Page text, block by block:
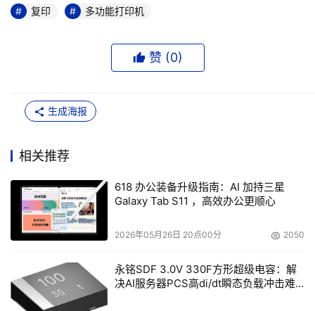
将打印机与公司无线网络进行连接，2.7英寸LCD彩色触摸
屏视觉美观
复印
多功能打印机
赞 (0)
生成海报
相关推荐
618 办公装备升级指南：AI 加持三星
Galaxy Tab S11 ，高效办公更顺心
2026年05月26日 20点00分 2050
永铭SDF 3.0V 330F方形超级电容：解
决AI服务器PCS高di/dt瞬态负载冲击难